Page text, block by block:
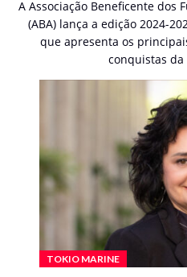
A Associação Beneficente dos
(ABA) lança a edição 2024-
que apresenta os
conquistas
TOKIO MARINE